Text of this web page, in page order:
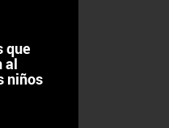
que
al
niños